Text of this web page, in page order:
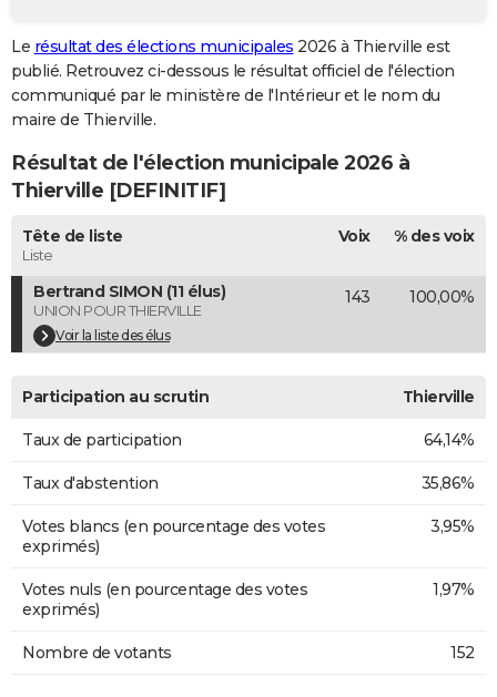
GUIDES D'ACHAT
BONS PLANS
CARTE DE VOEUX
Carte de Noël
Carte Bonne année
Carte Saint-Valentin
Carte Pâques
Carte d'anniversaire
DICTIONNAIRE
Dictionnaire
Biographies
Citations
Expressions
Proverbes
PROGRAMME TV
COPAINS D'AVANT
S'inscrire
Se connecter
Lycées
Collèges
Primaires
Universités
Entreprises
Service militaire
Avis de recherche
AVIS DE DÉCÈS
FORUM
Le résultat des élections municipales 2026 à Thierville est
publié. Retrouvez ci-dessous le résultat officiel de l'élection
communiqué par le ministère de l'Intérieur et le nom du
maire de Thierville.
Résultat de l'élection municipale 2026 à
Thierville [DEFINITIF]
Tête de liste
Liste
Voix % des voix
Bertrand SIMON (11 élus)
UNION POUR THIERVILLE
Voir la liste des élus
143 100,00%
Participation au scrutin Thierville
Taux de participation 64,14%
Taux d'abstention 35,86%
Votes blancs (en pourcentage des votes
exprimés)
3,95%
Votes nuls (en pourcentage des votes
exprimés)
1,97%
Nombre de votants 152